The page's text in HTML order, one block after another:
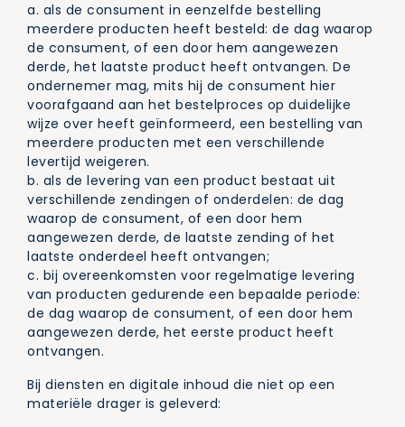
a. als de consument in eenzelfde bestelling
meerdere producten heeft besteld: de dag waarop
de consument, of een door hem aangewezen
derde, het laatste product heeft ontvangen. De
ondernemer mag, mits hij de consument hier
voorafgaand aan het bestelproces op duidelijke
wijze over heeft geïnformeerd, een bestelling van
meerdere producten met een verschillende
levertijd weigeren.
b. als de levering van een product bestaat uit
verschillende zendingen of onderdelen: de dag
waarop de consument, of een door hem
aangewezen derde, de laatste zending of het
laatste onderdeel heeft ontvangen;
c. bij overeenkomsten voor regelmatige levering
van producten gedurende een bepaalde periode:
de dag waarop de consument, of een door hem
aangewezen derde, het eerste product heeft
ontvangen.
Bij diensten en digitale inhoud die niet op een
materiële drager is geleverd: